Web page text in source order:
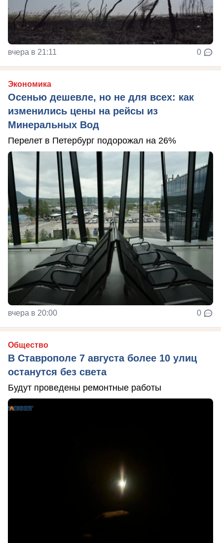
вчера в 21:11 0
Экономика
Осенью дешевле, но не для всех: как
изменились цены на рейсы из
Минеральных Вод
Перелет в Петербург подорожал на 26%
вчера в 20:00 0
Общество
В Ставрополе 7 августа более 10 улиц
останутся без света
Будут проведены ремонтные работы